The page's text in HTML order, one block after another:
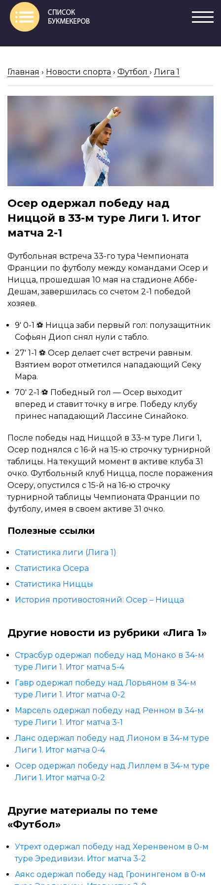
Главная › Новости спорта › Футбол › Лига 1
Осер одержал победу над
Ниццой в 33-м туре Лиги 1. Итог
матча 2-1
Футбольная встреча 33-го тура Чемпионата
Франции по футболу между командами Осер и
Ницца, прошедшая 10 мая на стадионе Аббе-
Дешам, завершилась со счетом 2-1 победой
хозяев.
9′ 0-1 ⚽ Ницца заби первый гол: полузащитник
Софьян Диоп снял нули с табло.
27′ 1-1 ⚽ Осер делает счет встречи равным.
Взятием ворот отметился нападающий Секу
Мара.
70′ 2-1 ⚽ Победный гол — Осер выходит
вперед и ставит точку в игре. Победу клубу
принес нападающий Лассине Синайоко.
После победы над Ниццой в 33-м туре Лиги 1,
Осер поднялся с 16-й на 15-ю строчку турнирной
таблицы. На текущий момент в активе клуба 31
очко. Футбольный клуб Ницца, после поражения
Осеру, опустился с 15-й на 16-ю строчку
турнирной таблицы Чемпионата Франции по
футболу, имея в своем активе 31 очко.
Полезные ссылки
Статистика лиги (Лига 1)
Статистика Осера
Статистика Ниццы
История противостояний: Осер – Ницца
Другие новости из рубрики «Лига 1»
Страсбур одержал победу над Монако в 34-м
туре Лиги 1. Итог матча 5-4
Гавр одержал победу над Лорьяном в 34-м
туре Лиги 1. Итог матча 0-2
Марсель одержал победу над Ренном в 34-м
туре Лиги 1. Итог матча 3-1
Ланс одержал победу над Лионом в 34-м туре
Лиги 1. Итог матча 0-4
Осер одержал победу над Лиллем в 34-м туре
Лиги 1. Итог матча 0-2
Другие материалы по теме
«Футбол»
Утрехт одержал победу над Херенвеном в 0-м
туре Эредивизи. Итог матча 3-2
Аякс одержал победу над Гронингеном в 0-м